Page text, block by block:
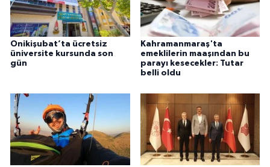
Onikişubat’ta ücretsiz
üniversite kursunda son
gün
Kahramanmaraş'ta
emeklilerin maaşından bu
parayı kesecekler: Tutar
belli oldu